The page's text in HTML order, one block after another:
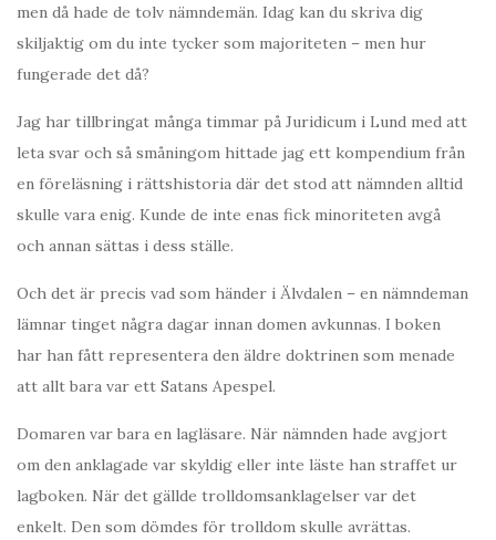
men då hade de tolv nämndemän. Idag kan du skriva dig
skiljaktig om du inte tycker som majoriteten – men hur
fungerade det då?
Jag har tillbringat många timmar på Juridicum i Lund med att
leta svar och så småningom hittade jag ett kompendium från
en föreläsning i rättshistoria där det stod att nämnden alltid
skulle vara enig. Kunde de inte enas fick minoriteten avgå
och annan sättas i dess ställe.
Och det är precis vad som händer i Älvdalen – en nämndeman
lämnar tinget några dagar innan domen avkunnas. I boken
har han fått representera den äldre doktrinen som menade
att allt bara var ett Satans Apespel.
Domaren var bara en lagläsare. När nämnden hade avgjort
om den anklagade var skyldig eller inte läste han straffet ur
lagboken. När det gällde trolldomsanklagelser var det
enkelt. Den som dömdes för trolldom skulle avrättas.